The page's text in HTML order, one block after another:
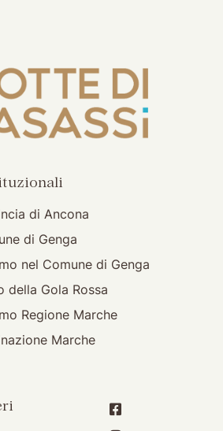
finestra)
finestra)
di Ancona
di Genga
nel Comune di Genga
della Gola Rossa
Regione Marche
Marche